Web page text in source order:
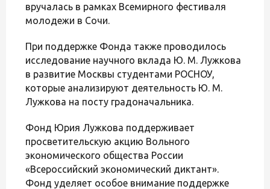
вручалась в рамках Всемирного фестиваля
молодежи в Сочи.
При поддержке Фонда также проводилось
исследование научного вклада Ю. М. Лужкова
в развитие Москвы студентами РОСНОУ,
которые анализируют деятельность Ю. М.
Лужкова на посту градоначальника.
Фонд Юрия Лужкова поддерживает
просветительскую акцию Вольного
экономического общества России
«Всероссийский экономический диктант».
Фонд уделяет особое внимание поддержке